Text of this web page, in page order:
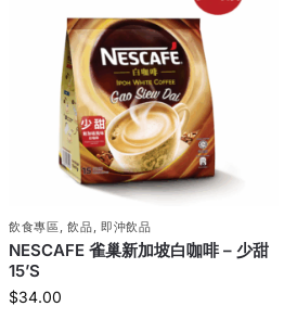
飲食專區,飲品, 即沖飲品
NESCAFE 雀巢新加坡白咖啡 – 少甜
15’S
$34.00